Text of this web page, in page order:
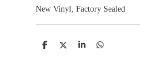
New Vinyl, Factory Sealed
D
D
S
D